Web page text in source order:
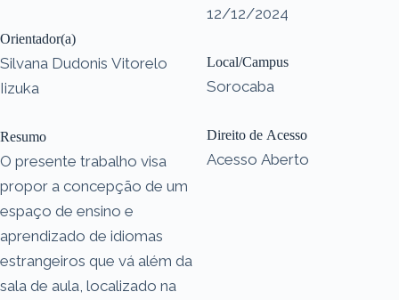
Orientador(a)
Silvana Dudonis Vitorelo
Iizuka
Resumo
O presente trabalho visa
propor a concepção de um
espaço de ensino e
aprendizado de idiomas
estrangeiros que vá além da
sala de aula, localizado na
12/12/2024
Local/Campus
Sorocaba
Direito de Acesso
Acesso Aberto